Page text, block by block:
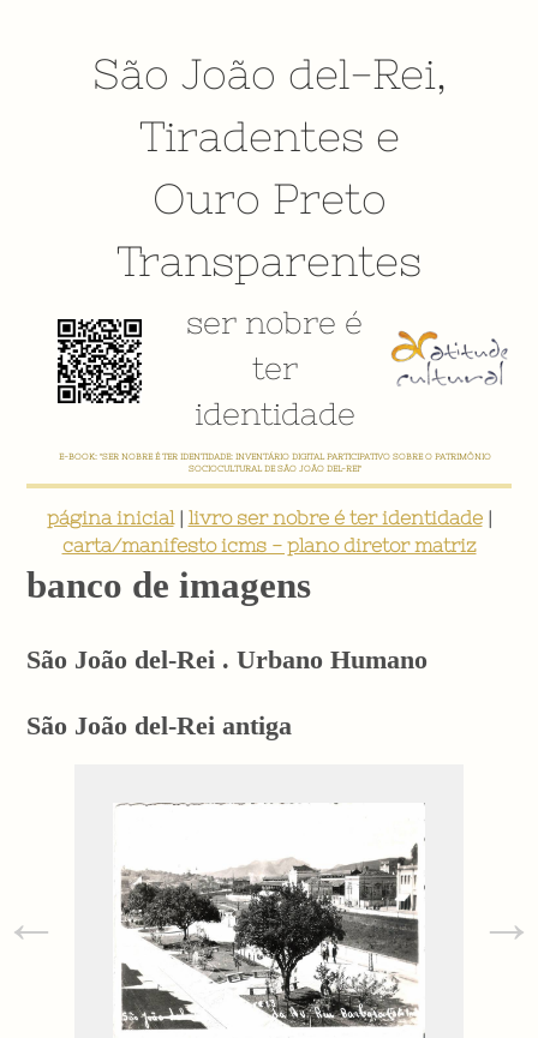
São João del-Rei,
Tiradentes e
Ouro Preto
Transparentes
ser nobre é
ter
identidade
E-BOOK: "SER NOBRE É TER IDENTIDADE: INVENTÁRIO DIGITAL PARTICIPATIVO SOBRE O PATRIMÔNIO
SOCIOCULTURAL DE SÃO JOÃO DEL-REI"
página inicial| livro ser nobre é ter identidade|
carta/manifesto icms - plano diretor matriz
banco de imagens
São João del-Rei . Urbano Humano
São João del-Rei antiga
← →